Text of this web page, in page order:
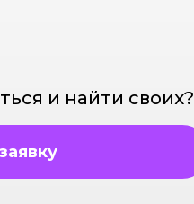
и найти своих?